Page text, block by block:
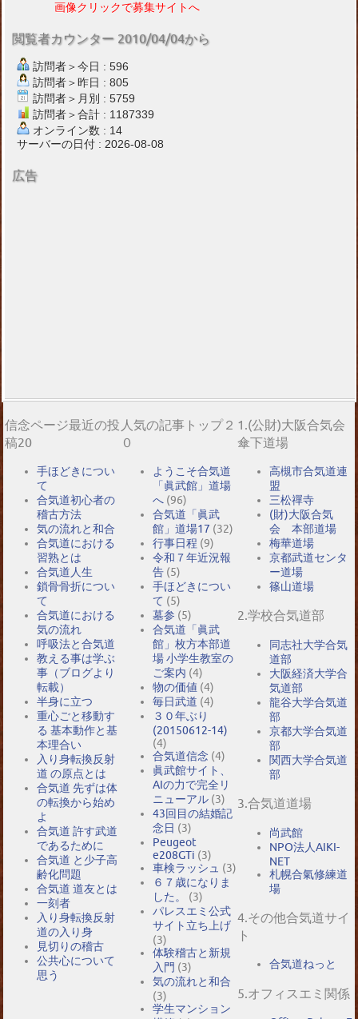
画像クリックで募集サイトへ
閲覧者カウンター 2010/04/04から
訪問者＞今日 : 596
訪問者＞昨日 : 805
訪問者＞月別 : 5759
訪問者＞合計 : 1187339
オンライン数 : 14
サーバーの日付 : 2026-08-08
広告
信念ページ最近の投
稿20
手ほどきについ
て
合気道初心者の
稽古方法
気の流れと和合
合気道における
習熟とは
合気道人生
鎖骨骨折につい
て
合気道における
気の流れ
呼吸法と合気道
教える事は学ぶ
事（ブログより
転載）
半身に立つ
重心ごと移動す
る 基本動作と基
本理合い
入り身転換反射
道 の原点とは
合気道 先ずは体
の転換から始め
よ
合気道 許す武道
であるために
合気道 と少子高
齢化問題
合気道 道友とは
一刻者
入り身転換反射
道の入り身
見切りの稽古
公共心について
思う
人気の記事トップ２
０
ようこそ合気道
「眞武館」道場
へ (96)
合気道「眞武
館」道場17 (32)
行事日程 (9)
令和７年近況報
告 (5)
手ほどきについ
て (5)
墓参 (5)
合気道「眞武
館」枚方本部道
場 小学生教室の
ご案内 (4)
物の価値 (4)
毎日武道 (4)
３０年ぶり
(20150612-14)
(4)
合気道信念 (4)
眞武館サイト、
AIの力で完全リ
ニューアル (3)
43回目の結婚記
念日 (3)
Peugeot
e208GTi (3)
車検ラッシュ (3)
６７歳になりま
した。
(3)
パレスエミ公式
サイト立ち上げ
(3)
体験稽古と新規
入門 (3)
気の流れと和合
(3)
学生マンション
1.(公財)大阪合気会
傘下道場
高槻市合気道連
盟
三松禪寺
(財)大阪合気
会 本部道場
梅華道場
京都武道センタ
ー道場
篠山道場
2.学校合気道部
同志社大学合気
道部
大阪経済大学合
気道部
龍谷大学合気道
部
京都大学合気道
部
関西大学合気道
部
3.合気道道場
尚武館
NPO法人AIKI-
NET
札幌合氣修練道
場
4.その他合気道サイ
ト
合気道ねっと
5.オフィスエミ関係